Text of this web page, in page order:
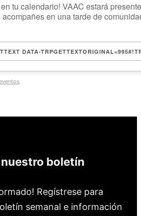
tu calendario! VAAC estará
en una tarde de
DATA-
boletín
Regístrese para
semanal e información